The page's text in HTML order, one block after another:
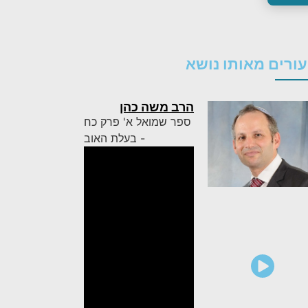
מאותו נושא
הרב משה כהן
ספר שמואל א' פרק כח
- בעלת האוב